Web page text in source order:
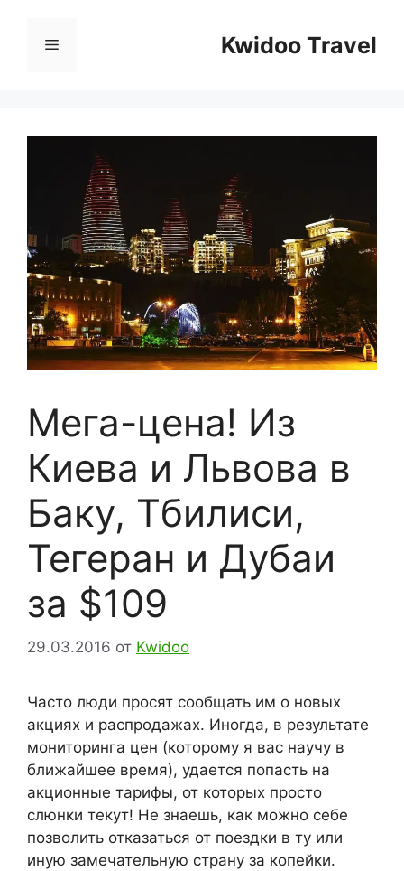
содержимому
Kwidoo Travel
Меню
Мега-цена! Из
Киева и Львова в
Баку, Тбилиси,
Тегеран и Дубаи
за $109
29.03.2016 от Kwidoo
Часто люди просят сообщать им о новых
акциях и распродажах. Иногда, в результате
мониторинга цен (которому я вас научу в
ближайшее время), удается попасть на
акционные тарифы, от которых просто
слюнки текут! Не знаешь, как можно себе
позволить отказаться от поездки в ту или
иную замечательную страну за копейки.